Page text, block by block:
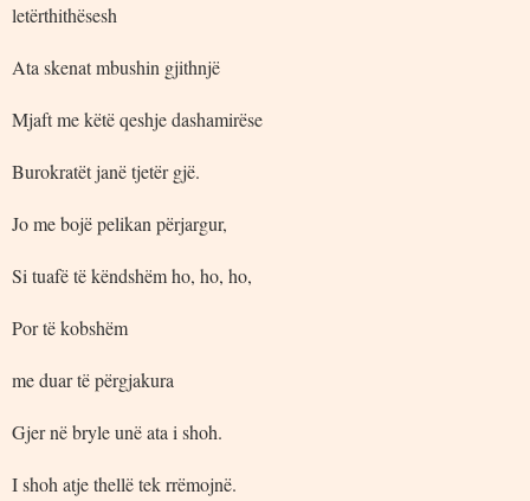
letërthithësesh
Ata skenat mbushin gjithnjë
Mjaft me këtë qeshje dashamirëse
Burokratët janë tjetër gjë.
Jo me bojë pelikan përjargur,
Si tuafë të këndshëm ho, ho, ho,
Por të kobshëm
me duar të përgjakura
Gjer në bryle unë ata i shoh.
I shoh atje thellë tek rrëmojnë.